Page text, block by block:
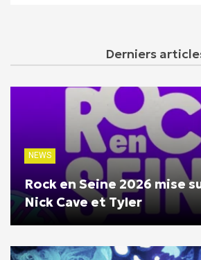
Derniers
NEWS
Rock en Seine 2026 mise
Nick Cave et Tyler